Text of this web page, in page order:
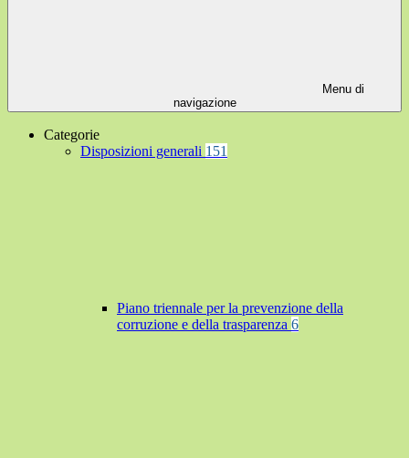
Menu di
navigazione
Categorie
Disposizioni generali 151
Piano triennale per la prevenzione della
corruzione e della trasparenza 6